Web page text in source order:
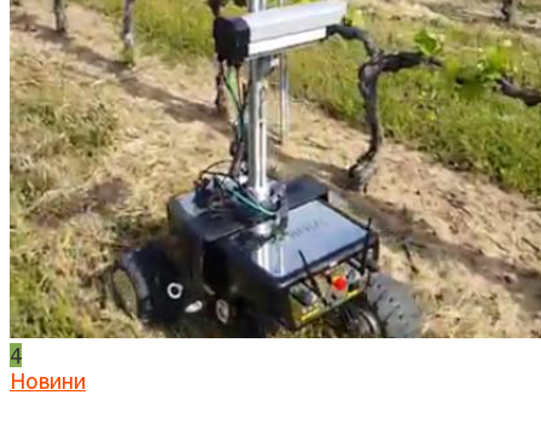
4
Новини